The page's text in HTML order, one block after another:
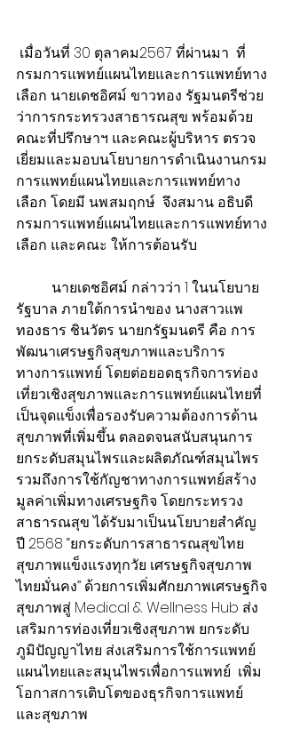
เมื่อวันที่ 30 ตุลาคม2567 ที่ผ่านมา  ที่
กรมการแพทย์แผนไทยและการแพทย์ทาง
เลือก นายเดชอิศม์ ขาวทอง รัฐมนตรีช่วย
ว่าการกระทรวงสาธารณสุข พร้อมด้วย
คณะที่ปรึกษาฯ และคณะผู้บริหาร ตรวจ
เยี่ยมและมอบนโยบายการดำเนินงานกรม
การแพทย์แผนไทยและการแพทย์ทาง
เลือก โดยมี นพ.สมฤกษ์  จึงสมาน อธิบดี
กรมการแพทย์แผนไทยและการแพทย์ทาง
เลือก และคณะ ให้การต้อนรับ
นายเดชอิศม์ กล่าวว่า 1 ในนโยบาย
รัฐบาล ภายใต้การนำของ นางสาวแพ
ทองธาร ชินวัตร นายกรัฐมนตรี คือ การ
พัฒนาเศรษฐกิจสุขภาพและบริการ
ทางการแพทย์ โดยต่อยอดธุรกิจการท่อง
เที่ยวเชิงสุขภาพและการแพทย์แผนไทยที่
เป็นจุดแข็งเพื่อรองรับความต้องการด้าน
สุขภาพที่เพิ่มขึ้น ตลอดจนสนับสนุนการ
ยกระดับสมุนไพรและผลิตภัณฑ์สมุนไพร
รวมถึงการใช้กัญชาทางการแพทย์สร้าง
มูลค่าเพิ่มทางเศรษฐกิจ โดยกระทรวง
สาธารณสุข ได้รับมาเป็นนโยบายสำคัญ
ปี 2568 “ยกระดับการสาธารณสุขไทย
สุขภาพแข็งแรงทุกวัย เศรษฐกิจสุขภาพ
ไทยมั่นคง” ด้วยการเพิ่มศักยภาพเศรษฐกิจ
สุขภาพสู่ Medical & Wellness Hub ส่ง
เสริมการท่องเที่ยวเชิงสุขภาพ ยกระดับ
ภูมิปัญญาไทย ส่งเสริมการใช้การแพทย์
แผนไทยและสมุนไพรเพื่อการแพทย์  เพิ่ม
โอกาสการเติบโตของธุรกิจการแพทย์
และสุขภาพ